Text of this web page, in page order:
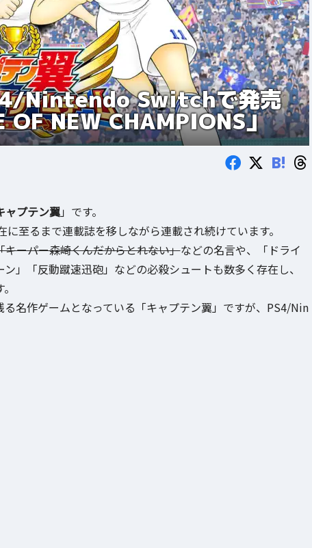
Nintendo Switchで発売
OF NEW CHAMPIONS」
B!
ャプテン翼」です。
至るまで連載誌を移しながら連載され続けています。
キーパー森崎くんだからとれない」などの名言や、「ドライ
」「反動蹴速迅砲」などの必殺シュートも数多く存在し、
名作ゲームとなっている「キャプテン翼」ですが、PS4/Nin